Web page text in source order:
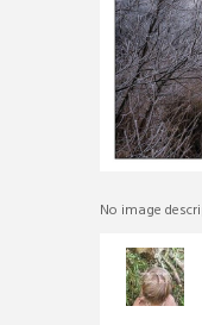
No image